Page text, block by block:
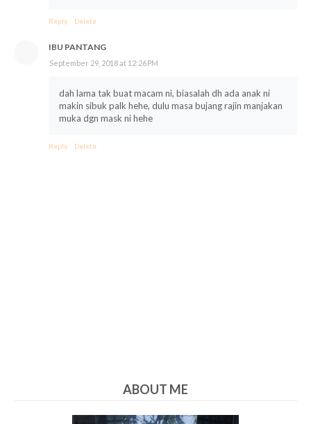
Reply Delete
IBU PANTANG
September 29, 2018 at 12:26 PM
dah lama tak buat macam ni, biasalah dh ada anak ni
makin sibuk palk hehe, dulu masa bujang rajin manjakan
muka dgn mask ni hehe
Reply Delete
ABOUT ME